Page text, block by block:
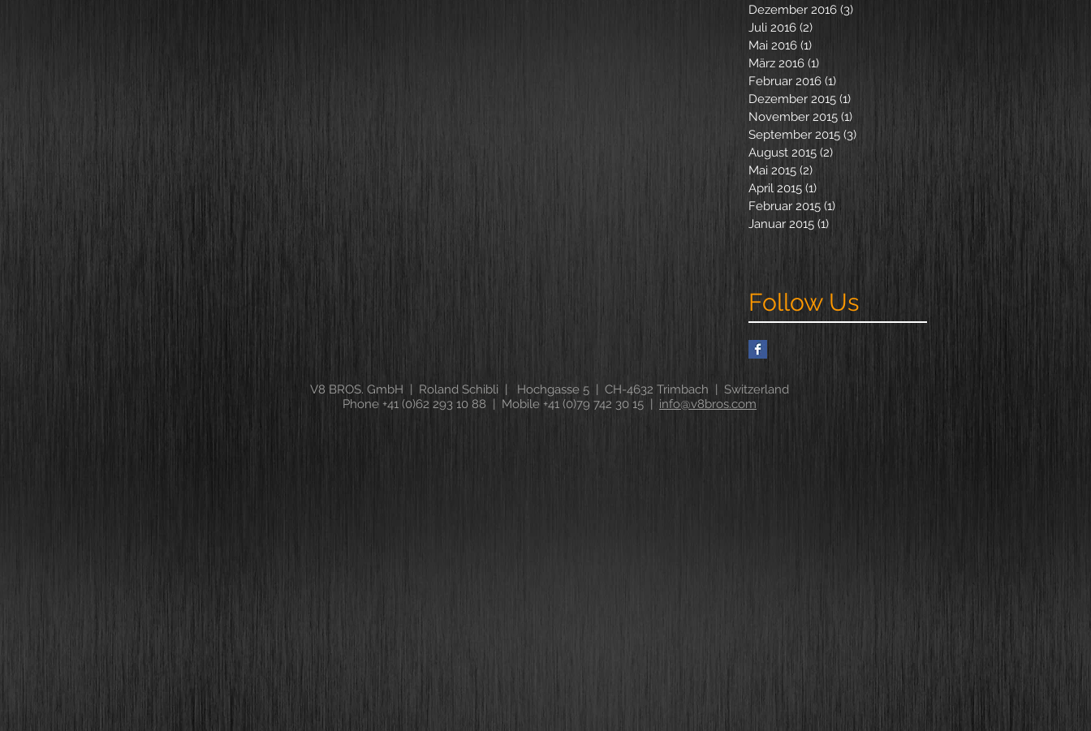
Dezember 2016 (3)
Juli 2016 (2)
Mai 2016 (1)
März 2016 (1)
Februar 2016 (1)
Dezember 2015 (1)
November 2015 (1)
September 2015 (3)
August 2015 (2)
Mai 2015 (2)
April 2015 (1)
Februar 2015 (1)
Januar 2015 (1)
Follow Us
V8 BROS. GmbH | Roland Schibli | Hochgasse 5 | CH-4632 Trimbach | Switzerland
Phone +41 (0)62 293 10 88 | Mobile +41 (0)79 742 30 15 | info@v8bros.com